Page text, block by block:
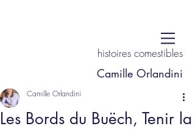
histoires comestibles
Camille Orlandini
Les Bords du Buëch, Tenir la
Camille Orlandini